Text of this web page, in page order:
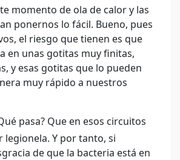
momento de ola de calor y las
ponernos lo fácil. Bueno, pues
el riesgo que tienen es que
en unas gotitas muy finitas,
y esas gotitas que lo pueden
muy rápido a nuestros
pasa? Que en esos circuitos
legionela. Y por tanto, si
de que la bacteria está en